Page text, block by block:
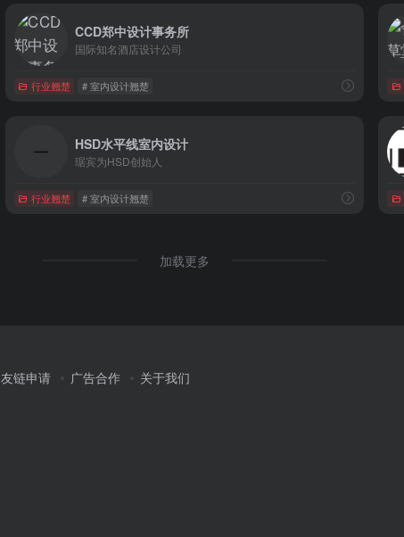
CCD郑中设计事务所
国际知名酒店设计公司
行业翘楚 # 室内设计翘楚
HSD水平线室内设计
琚宾为HSD创始人
行业翘楚 # 室内设计翘楚
加载更多
友链申请 广告合作 关于我们